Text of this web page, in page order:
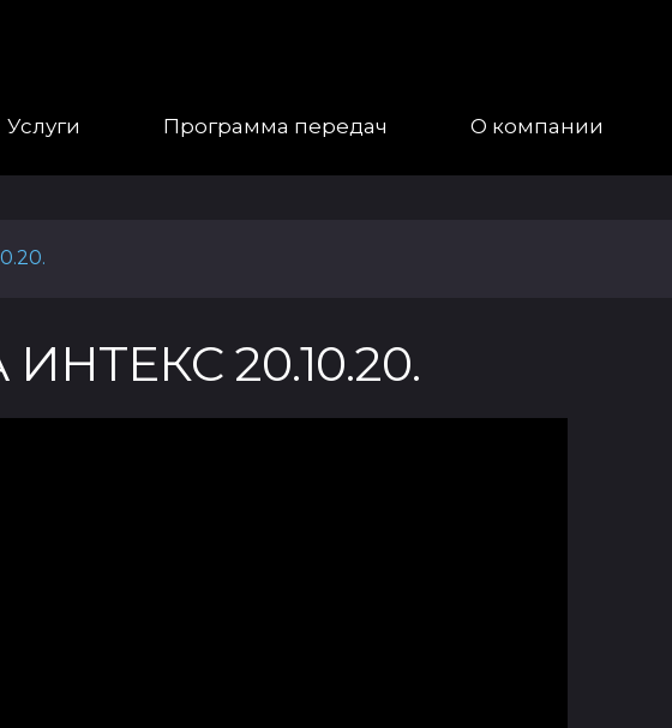
Услуги Программа передач О компании
20.10.20.